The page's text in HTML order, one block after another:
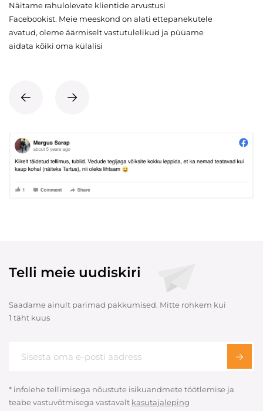
Näitame rahulolevate klientide arvustusi
Facebookist. Meie meeskond on alati ettepanekutele
avatud, oleme äärmiselt vastutulelikud ja püüame
aidata kõiki oma külalisi
Telli meie uudiskiri
Saadame ainult parimad pakkumised. Mitte rohkem kui
1 täht kuus
* infolehe tellimisega nõustute isikuandmete töötlemise ja
teabe vastuvõtmisega vastavalt kasutajaleping